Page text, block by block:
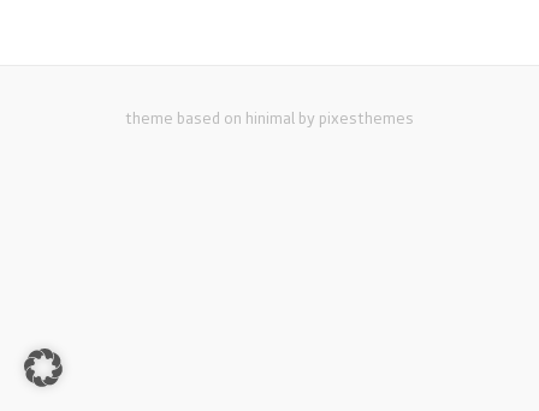
theme based on hinimal by pixesthemes